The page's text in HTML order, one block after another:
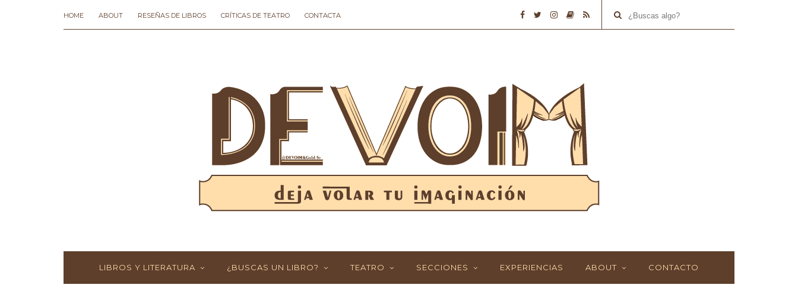
HOME ABOUT RESEÑAS DE LIBROS CRÍTICAS DE TEATRO CONTACTA
LIBROS Y LITERATURA ¿BUSCAS UN LIBRO? TEATRO SECCIONES EXPERIENCIAS ABOUT CONTACTO